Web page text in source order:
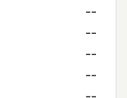
--
--
--
--